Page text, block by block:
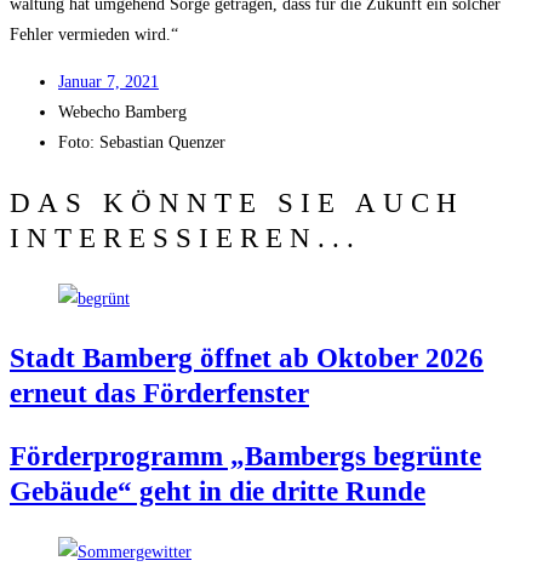
wal­tung hat umge­hend Sor­ge getra­gen, dass für die Zukunft ein sol­cher
Feh­ler ver­mie­den wird.“
Janu­ar 7, 2021
Web­echo Bamberg
Foto: Sebas­ti­an Quenzer
DAS KÖNNTE SIE AUCH
INTERESSIEREN...
Stadt Bam­berg öff­net ab Okto­ber 2026
erneut das Förderfenster
För­der­pro­gramm „Bam­bergs begrün­te
Gebäu­de“ geht in die drit­te Runde